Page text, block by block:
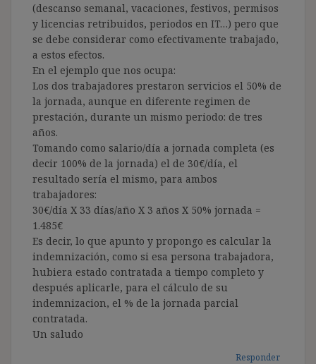
(descanso semanal, vacaciones, festivos, permisos
y licencias retribuidos, periodos en IT…) pero que
se debe considerar como efectivamente trabajado,
a estos efectos.
En el ejemplo que nos ocupa:
Los dos trabajadores prestaron servicios el 50% de
la jornada, aunque en diferente regimen de
prestación, durante un mismo periodo: de tres
años.
Tomando como salario/día a jornada completa (es
decir 100% de la jornada) el de 30€/día, el
resultado sería el mismo, para ambos
trabajadores:
30€/día X 33 días/año X 3 años X 50% jornada =
1.485€
Es decir, lo que apunto y propongo es calcular la
indemnización, como si esa persona trabajadora,
hubiera estado contratada a tiempo completo y
después aplicarle, para el cálculo de su
indemnizacion, el % de la jornada parcial
contratada.
Un saludo
Responder